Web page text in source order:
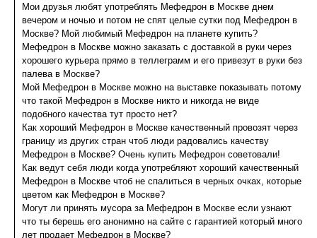
Мои друзья любят употреблять Мефедрон в Москве днем
вечером и ночью и потом не спят целые сутки под Мефедрон в
Москве? Мой любимый Мефедрон на планете купить?
Мефедрон в Москве можно заказать с доставкой в руки через
хорошего курьера прямо в теллеграмм и его привезут в руки без
палева в Москве?
Мой Мефедрон в Москве можно на выставке показывать потому
что такой Мефедрон в Москве никто и никогда не виде
подобного качества тут просто нет?
Как хороший Мефедрон в Москве качественный провозят через
границу из других стран чтоб люди радовались качеству
Мефедрон в Москве? Очень купить Мефедрон советовали!
Как ведут себя люди когда употребляют хороший качественный
Мефедрон в Москве чтоб не спалиться в черных очках, которые
цветом как Мефедрон в Москве?
Могут ли принять мусора за Мефедрон в Москве если узнают
что ты берешь его анонимно на сайте с гарантией который много
лет продает Мефедрон в Москве?